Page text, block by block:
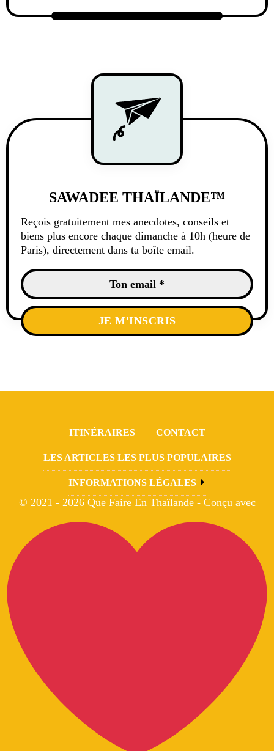
SAWADEE THAÏLANDE™
Reçois gratuitement mes anecdotes, conseils et
biens plus encore chaque dimanche à 10h (heure de
Paris), directement dans ta boîte email.
ITINÉRAIRES CONTACT
LES ARTICLES LES PLUS POPULAIRES
INFORMATIONS LÉGALES
© 2021 - 2026 Que Faire En Thaïlande - Conçu avec